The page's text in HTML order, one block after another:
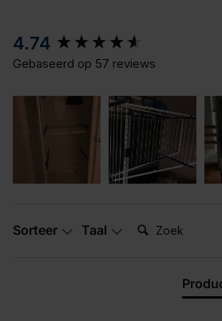
4.74
Gebaseerd op 57 reviews
Sorteer Taal Zoek:
New content loaded